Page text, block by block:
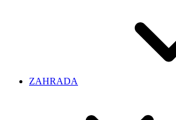
ZAHRADA